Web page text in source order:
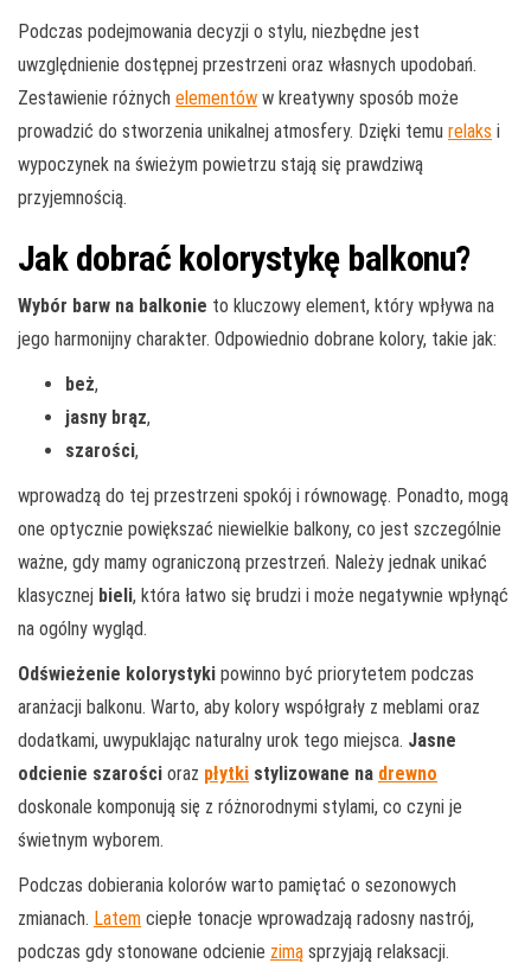
Podczas podejmowania decyzji o stylu, niezbędne jest
uwzględnienie dostępnej przestrzeni oraz własnych upodobań.
Zestawienie różnych elementów w kreatywny sposób może
prowadzić do stworzenia unikalnej atmosfery. Dzięki temu relaks i
wypoczynek na świeżym powietrzu stają się prawdziwą
przyjemnością.
Jak dobrać kolorystykę balkonu?
Wybór barw na balkonie to kluczowy element, który wpływa na
jego harmonijny charakter. Odpowiednio dobrane kolory, takie jak:
beż,
jasny brąz,
szarości,
wprowadzą do tej przestrzeni spokój i równowagę. Ponadto, mogą
one optycznie powiększać niewielkie balkony, co jest szczególnie
ważne, gdy mamy ograniczoną przestrzeń. Należy jednak unikać
klasycznej bieli, która łatwo się brudzi i może negatywnie wpłynąć
na ogólny wygląd.
Odświeżenie kolorystyki powinno być priorytetem podczas
aranżacji balkonu. Warto, aby kolory współgrały z meblami oraz
dodatkami, uwypuklając naturalny urok tego miejsca. Jasne
odcienie szarości oraz płytki stylizowane na drewno
doskonale komponują się z różnorodnymi stylami, co czyni je
świetnym wyborem.
Podczas dobierania kolorów warto pamiętać o sezonowych
zmianach. Latem ciepłe tonacje wprowadzają radosny nastrój,
podczas gdy stonowane odcienie zimą sprzyjają relaksacji.